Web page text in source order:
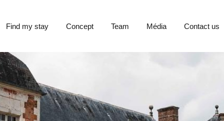
Find my stay Concept Team Média Contact us